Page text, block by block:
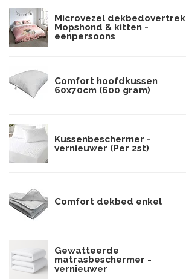
Microvezel dekbedovertrek
Mopshond & kitten -
eenpersoons
Comfort hoofdkussen
60x70cm (600 gram)
Kussenbeschermer -
vernieuwer (Per 2st)
Comfort dekbed enkel
Gewatteerde
matrasbeschermer -
vernieuwer